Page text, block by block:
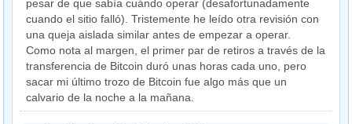
pesar de que sabía cuándo operar (desafortunadamente
cuando el sitio falló). Tristemente he leído otra revisión con
una queja aislada similar antes de empezar a operar.
Como nota al margen, el primer par de retiros a través de la
transferencia de Bitcoin duró unas horas cada uno, pero
sacar mi último trozo de Bitcoin fue algo más que un
calvario de la noche a la mañana.